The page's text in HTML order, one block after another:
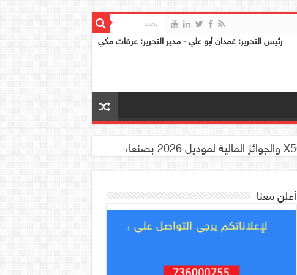
رئيس التحرير: غمدان أبو علي - مدير التحرير: عرفات مكي
أعلن معنا